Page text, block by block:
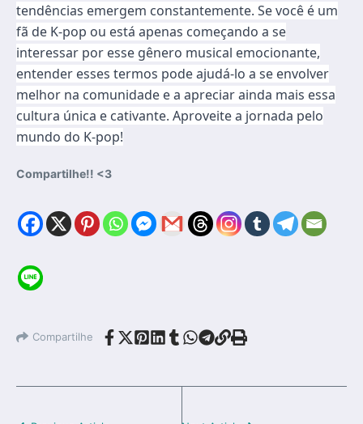
tendências emergem constantemente. Se você é um
fã de K-pop ou está apenas começando a se
interessar por esse gênero musical emocionante,
entender esses termos pode ajudá-lo a se envolver
melhor na comunidade e a apreciar ainda mais essa
cultura única e cativante. Aproveite a jornada pelo
mundo do K-pop!
Compartilhe!! <3
Compartilhe